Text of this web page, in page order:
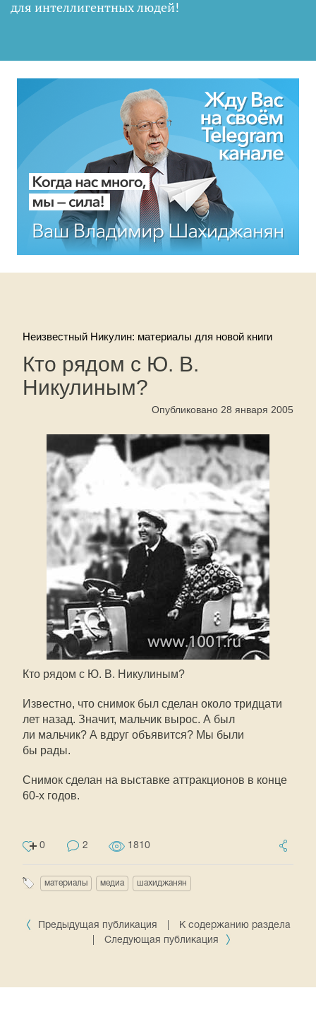
для интеллигентных людей!
Неизвестный Никулин: материалы для новой книги
Кто рядом с Ю. В.
Никулиным?
Опубликовано 28 января 2005
Кто рядом с Ю. В. Никулиным?
Известно, что снимок был сделан около тридцати
лет назад. Значит, мальчик вырос. А был
ли мальчик? А вдруг объявится? Мы были
бы рады.
Снимок сделан на выставке аттракционов в конце
60-х годов.
0 2 1810
материалы медиа шахиджанян
Предыдущая публикация
К содержанию раздела
Следующая публикация